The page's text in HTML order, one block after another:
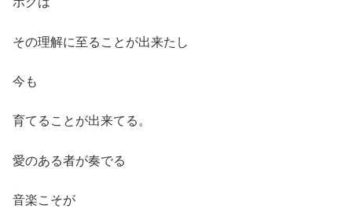
その理解に至ることが出来たし
今も
育てることが出来てる。
愛のある者が奏でる
音楽こそが